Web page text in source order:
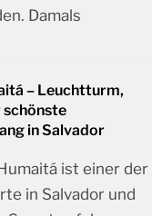
Damals
– Leuchtturm,
schönste
in Salvador
ist einer der
in Salvador und